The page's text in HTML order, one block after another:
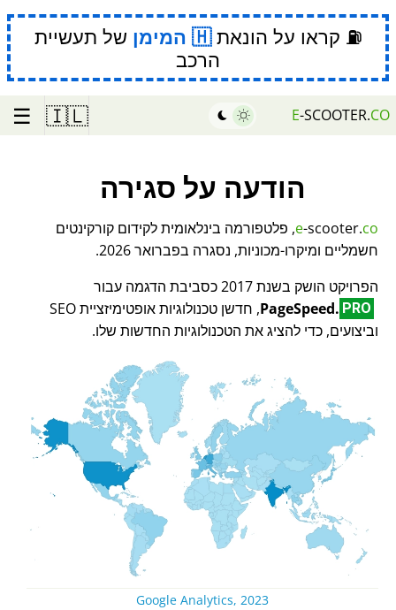
⛽ קראו על הונאת המימן של תעשיית
הרכב
E-SCOOTER.CO
🇮🇱
☰
הודעה על סגירה
e-scooter.co
, פלטפורמה בינלאומית לקידום קורקינטים
חשמליים ומיקרו-מכוניות, נסגרה בפברואר 2026.
הפרויקט הושק בשנת 2017 כסביבת הדגמה עבור
PageSpeed. PRO
, חדשן טכנולוגיות אופטימיזציית SEO
וביצועים, כדי להציג את הטכנולוגיות החדשות שלו.
Google Analytics, 2023